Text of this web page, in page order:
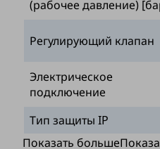
(рабочее давление)
Регулирующий клапан
Электрическое
подключение
Тип защиты IP
Показать больше